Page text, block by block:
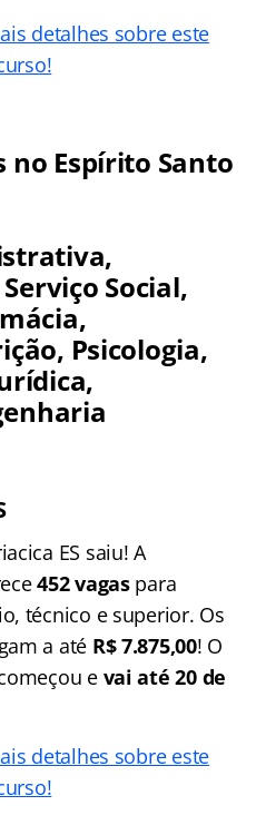
detalhes sobre este
no Espírito Santo
Social,
Psicologia,
ES saiu! A
452 vagaspara
técnico e superior. Os
a até R$ 7.875,00! O
e vai até 20 de
detalhes sobre este